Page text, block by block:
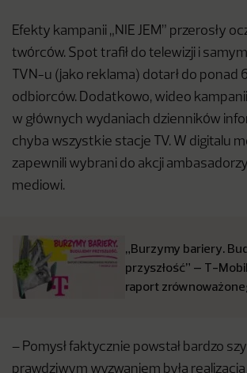
Efekty kampanii „NIE JEM” przerosły
twórców. Spot trafił do telewizji i
TVN-u (jako reklama) dotarł do ponad
odbiorców. Dodatkowo, wideo
w głównych wydaniach dzienników
chyba wszystkie stacje TV. W digitalu
zapewnili wybrani do akcji
mediowi.
„Burzymy bariery.
przyszłość” – T-
raport
– Pomysł faktycznie powstał bardzo
prawdziwym wyzwaniem była